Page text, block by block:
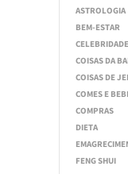
ASTROLOGIA
BEM-ESTAR
COISAS DA
COISAS DE
COMES E
COMPRAS
DIETA
FENG SHUI